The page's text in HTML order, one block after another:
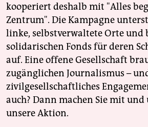
kooperiert deshalb mit "Alles
Zentrum". Die Kampagne
linke, selbstverwaltete Orte und
solidarischen Fonds für deren
auf. Eine offene Gesellschaft
zugänglichen Journalismus –
zivilgesellschaftliches
auch? Dann machen Sie mit
unsere Aktion.